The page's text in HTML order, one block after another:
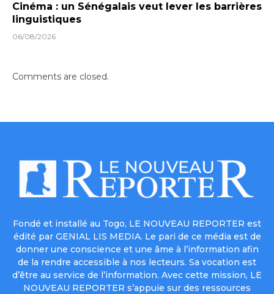
Cinéma : un Sénégalais veut lever les barrières
linguistiques
06/08/2026
Comments are closed.
Fondé et installé au Togo, LE NOUVEAU REPORTER est
édité par GENIAL LIS MEDIA. Le pari de ce média est de
donner une conscience et une âme à l’information afin
de la rendre accessible à nos lecteurs. Sa vocation est
d’être au service de l’information. Avec cette mission, LE
NOUVEAU REPORTER s’appuie sur des ressources